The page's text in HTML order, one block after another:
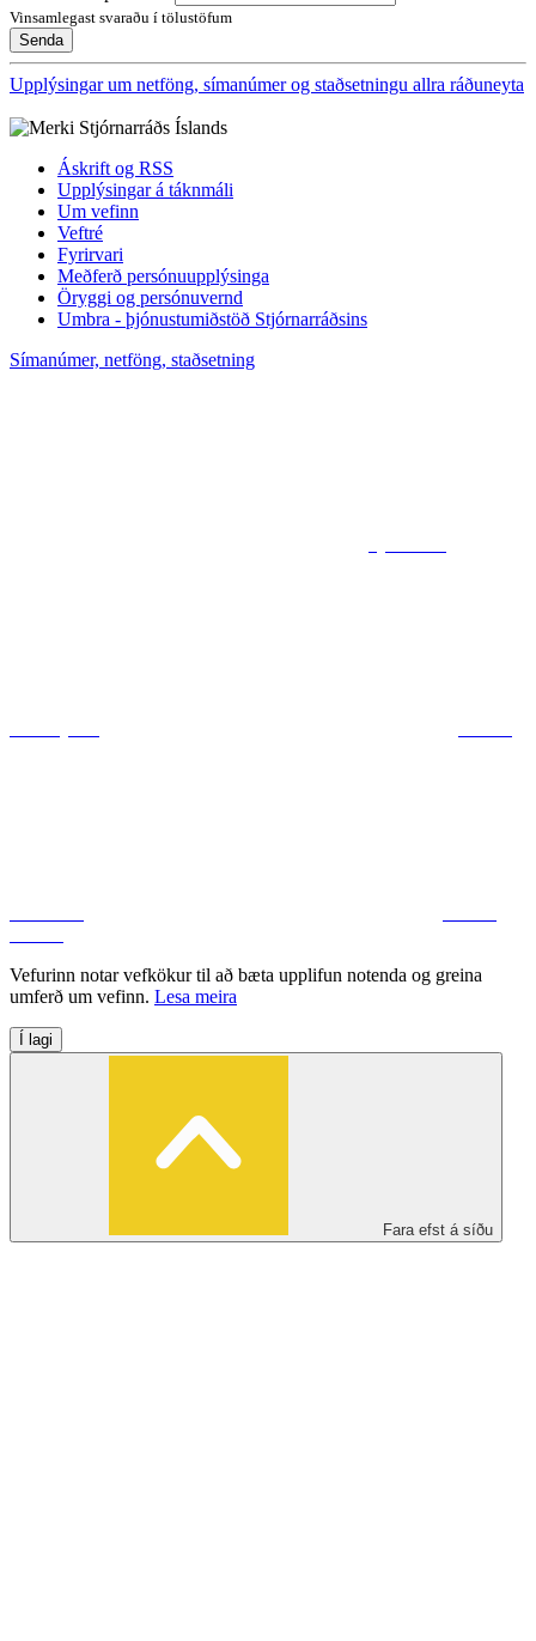
Vinsamlegast svaraðu í tölustöfum
Upplýsingar um netföng, símanúmer og staðsetningu allra ráðuneyta
Áskrift og RSS
Upplýsingar á táknmáli
Um vefinn
Veftré
Fyrirvari
Meðferð persónuupplýsinga
Öryggi og persónuvernd
Umbra - þjónustumiðstöð Stjórnarráðsins
Símanúmer, netföng, staðsetning
Vefurinn notar vefkökur til að bæta upplifun notenda og greina
umferð um vefinn. Lesa meira
Í lagi
Fara efst á síðu